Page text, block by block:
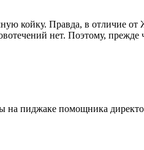
койку. Правда, в отличие
нет. Поэтому,
на пиджаке помощника